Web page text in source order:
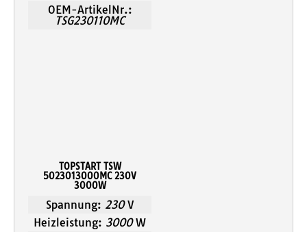
OEM-ArtikelNr.:
TSG230110MC
TOPSTART TSW
5023013000MC 230V
3000W
Spannung: 230 V
Heizleistung: 3000 W